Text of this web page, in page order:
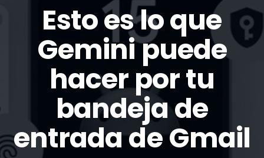
Esto es lo que
Gemini puede
hacer por tu
bandeja de
entrada de Gmail